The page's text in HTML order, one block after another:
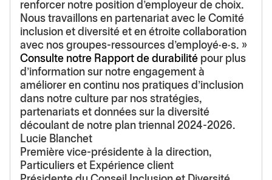
renforcer notre position d’employeur de choix.
Nous travaillons en partenariat avec le Comité
inclusion et diversité et en étroite collaboration
avec nos groupes-ressources d’employé·e·s. »
Consulte notre Rapport de durabilité pour plus
d’information sur notre engagement à
améliorer en continu nos pratiques d’inclusion
dans notre culture par nos stratégies,
partenariats et données sur la diversité
découlant de notre plan triennal 2024-2026.
Lucie Blanchet
Première vice-présidente à la direction,
Particuliers et Expérience client